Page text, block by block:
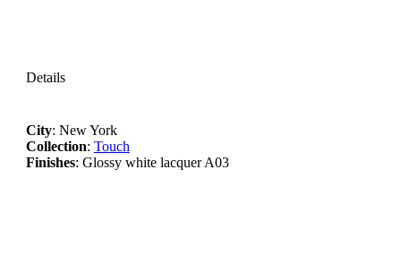
Details
City: New York
Collection: Touch
Finishes: Glossy white lacquer A03